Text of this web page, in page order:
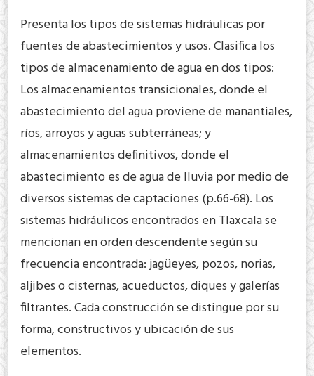
Presenta los tipos de sistemas hidráulicas por
fuentes de abastecimientos y usos. Clasifica los
tipos de almacenamiento de agua en dos tipos:
Los almacenamientos transicionales, donde el
abastecimiento del agua proviene de manantiales,
ríos, arroyos y aguas subterráneas; y
almacenamientos definitivos, donde el
abastecimiento es de agua de lluvia por medio de
diversos sistemas de captaciones (p.66-68). Los
sistemas hidráulicos encontrados en Tlaxcala se
mencionan en orden descendente según su
frecuencia encontrada: jagüeyes, pozos, norias,
aljibes o cisternas, acueductos, diques y galerías
filtrantes. Cada construcción se distingue por su
forma, constructivos y ubicación de sus
elementos.